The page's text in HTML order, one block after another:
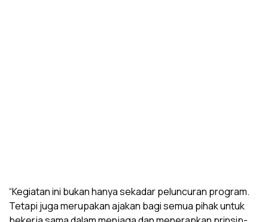
“Kegiatan ini bukan hanya sekadar peluncuran program.
Tetapi juga merupakan ajakan bagi semua pihak untuk